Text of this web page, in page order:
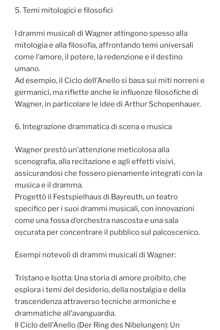
5. Temi mitologici e filosofici
I drammi musicali di Wagner attingono spesso alla
mitologia e alla filosofia, affrontando temi universali
come l’amore, il potere, la redenzione e il destino
umano.
Ad esempio, il Ciclo dell’Anello si basa sui miti norreni e
germanici, ma riflette anche le influenze filosofiche di
Wagner, in particolare le idee di Arthur Schopenhauer.
6. Integrazione drammatica di scena e musica
Wagner prestò un’attenzione meticolosa alla
scenografia, alla recitazione e agli effetti visivi,
assicurandosi che fossero pienamente integrati con la
musica e il dramma.
Progettò il Festspielhaus di Bayreuth, un teatro
specifico per i suoi drammi musicali, con innovazioni
come una fossa d’orchestra nascosta e una sala
oscurata per concentrare il pubblico sul palcoscenico.
Esempi notevoli di drammi musicali di Wagner:
Tristano e Isotta: Una storia di amore proibito, che
esplora i temi del desiderio, della nostalgia e della
trascendenza attraverso tecniche armoniche e
drammatiche all’avanguardia.
Il Ciclo dell’Anello (Der Ring des Nibelungen): Un